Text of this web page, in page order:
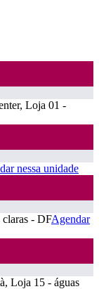
Loja 01 -
nessa unidade
claras - DFAgendar
Loja 15 - águas